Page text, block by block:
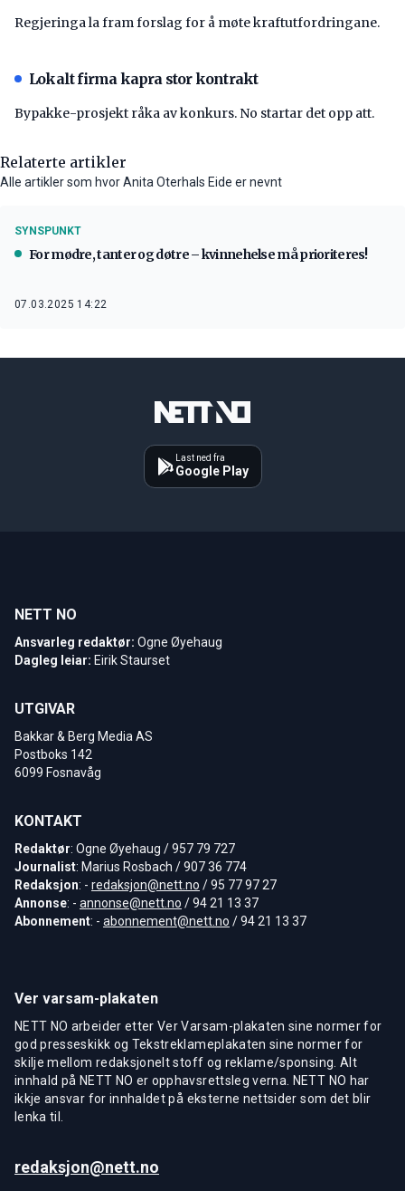
Regjeringa la fram forslag for å møte kraftutfordringane.
Lokalt firma kapra stor kontrakt
Bypakke-prosjekt råka av konkurs. No startar det opp att.
Relaterte artikler
Alle artikler som hvor Anita Oterhals Eide er nevnt
SYNSPUNKT
For mødre, tanter og døtre – kvinnehelse må prioriteres!
07.03.2025 14:22
Last ned fra
Google Play
NETT NO
Ansvarleg redaktør: Ogne Øyehaug
Dagleg leiar: Eirik Staurset
UTGIVAR
Bakkar & Berg Media AS
Postboks 142
6099 Fosnavåg
KONTAKT
Redaktør: Ogne Øyehaug / 957 79 727
Journalist: Marius Rosbach / 907 36 774
Redaksjon: - redaksjon@nett.no / 95 77 97 27
Annonse: - annonse@nett.no / 94 21 13 37
Abonnement: - abonnement@nett.no / 94 21 13 37
Ver varsam-plakaten
NETT NO arbeider etter Ver Varsam-plakaten sine normer for
god presseskikk og Tekstreklameplakaten sine normer for
skilje mellom redaksjonelt stoff og reklame/sponsing. Alt
innhald på NETT NO er opphavsrettsleg verna. NETT NO har
ikkje ansvar for innhaldet på eksterne nettsider som det blir
lenka til.
redaksjon@nett.no